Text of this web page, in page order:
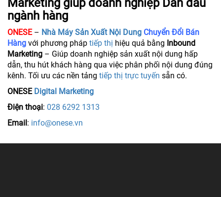
Marketing giúp doanh nghiệp Dẫn đầu
ngành hàng
ONESE– Nhà Máy Sản Xuất Nội Dung Chuyển Đổi Bán
Hàng với phương pháp tiếp thị hiệu quả bằng Inbound
Marketing – Giúp doanh nghiệp sản xuất nội dung hấp
dẫn, thu hút khách hàng qua việc phân phối nội dung đúng
kênh. Tối ưu các nền tảng tiếp thị trực tuyến sẵn có.
ONESE Digital Marketing
Điện thoại: 028 6292 1313
Email: info@onese.vn